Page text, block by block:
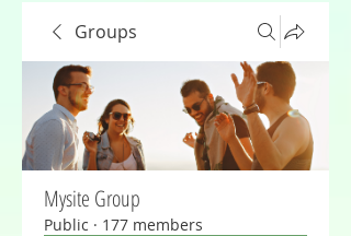
Groups
Mysite Group
Public · 177 members